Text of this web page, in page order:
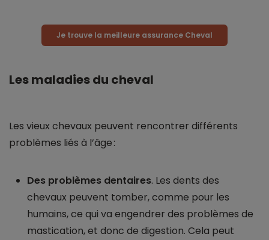
Je trouve la meilleure assurance Cheval
Les maladies du cheval
Les vieux chevaux peuvent rencontrer différents
problèmes liés à l’âge :
Des problèmes dentaires. Les dents des
chevaux peuvent tomber, comme pour les
humains, ce qui va engendrer des problèmes de
mastication, et donc de digestion. Cela peut